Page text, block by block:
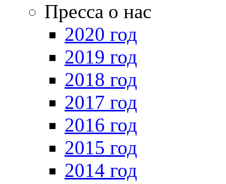
Пресса о нас
2020 год
2019 год
2018 год
2017 год
2016 год
2015 год
2014 год